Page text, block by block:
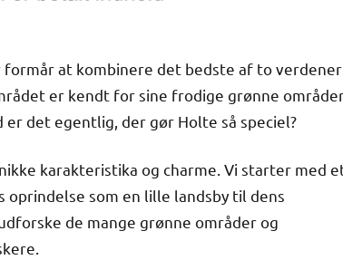
at kombinere det bedste af to
er kendt for sine frodige grønne
det egentlig, der gør Holte så speciel?
karakteristika og charme. Vi starter med
som en lille landsby til dens
de mange grønne områder og